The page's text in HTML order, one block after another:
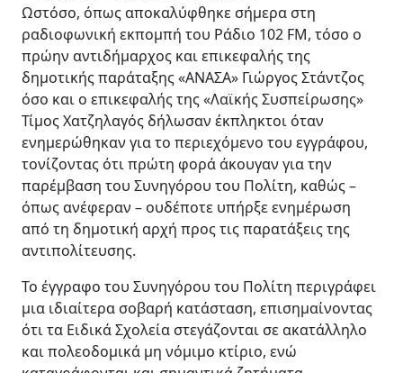
Ωστόσο, όπως αποκαλύφθηκε σήμερα στη
ραδιοφωνική εκπομπή του Ράδιο 102 FM, τόσο ο
πρώην αντιδήμαρχος και επικεφαλής της
δημοτικής παράταξης «ΑΝΑΣΑ» Γιώργος Στάντζος
όσο και ο επικεφαλής της «Λαϊκής Συσπείρωσης»
Τίμος Χατζηλαγός δήλωσαν έκπληκτοι όταν
ενημερώθηκαν για το περιεχόμενο του εγγράφου,
τονίζοντας ότι πρώτη φορά άκουγαν για την
παρέμβαση του Συνηγόρου του Πολίτη, καθώς –
όπως ανέφεραν – ουδέποτε υπήρξε ενημέρωση
από τη δημοτική αρχή προς τις παρατάξεις της
αντιπολίτευσης.
Το έγγραφο του Συνηγόρου του Πολίτη περιγράφει
μια ιδιαίτερα σοβαρή κατάσταση, επισημαίνοντας
ότι τα Ειδικά Σχολεία στεγάζονται σε ακατάλληλο
και πολεοδομικά μη νόμιμο κτίριο, ενώ